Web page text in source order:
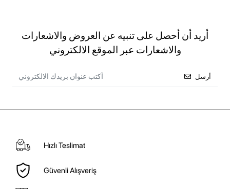
أريد أن أحصل على تنبيه عن العروض والاشعارات
والاشعارات عبر الموقع الالكتروني
أرسل
Hızlı Teslimat
Güvenli Alışveriş